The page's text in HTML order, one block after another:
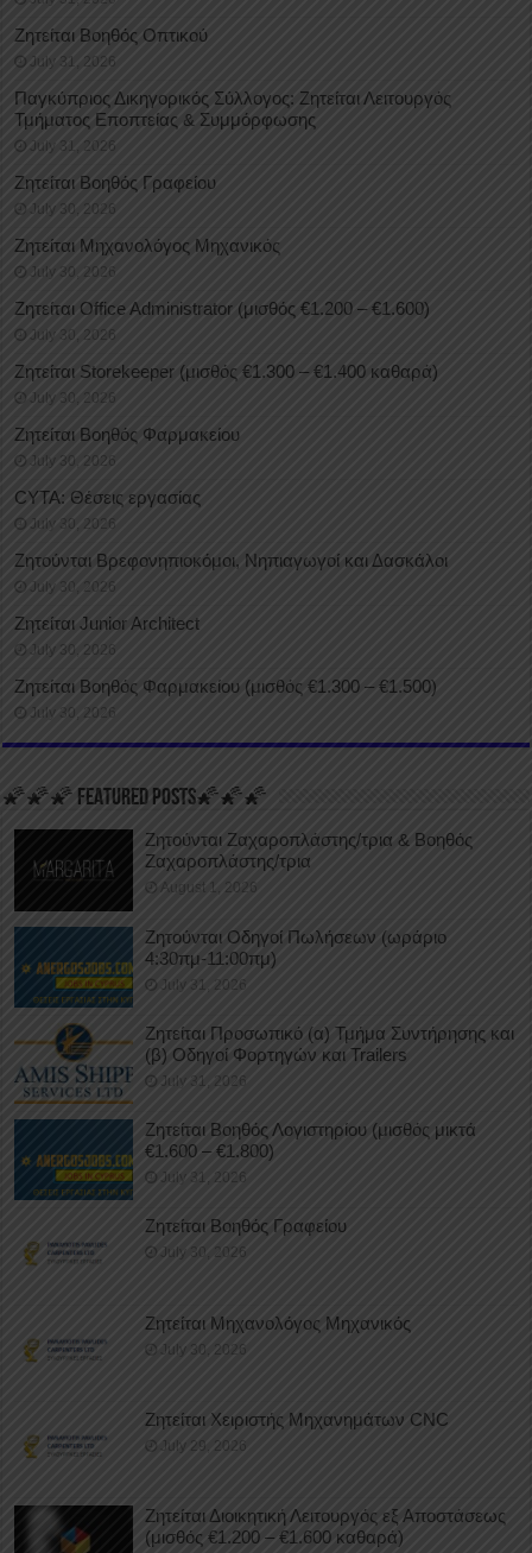
Ζητείται Βοηθός Οπτικού
July 31, 2026
Παγκύπριος Δικηγορικός Σύλλογος: Ζητείται Λειτουργός
Τμήματος Εποπτείας & Συμμόρφωσης
July 31, 2026
Ζητείται Βοηθός Γραφείου
July 30, 2026
Ζητείται Μηχανολόγος Μηχανικός
July 30, 2026
Ζητείται Office Administrator (μισθός €1.200 – €1.600)
July 30, 2026
Ζητείται Storekeeper (μισθός €1.300 – €1.400 καθαρά)
July 30, 2026
Ζητείται Βοηθός Φαρμακείου
July 30, 2026
CYTA: Θέσεις εργασίας
July 30, 2026
Ζητούνται Βρεφονηπιοκόμοι, Νηπιαγωγοί και Δασκάλοι
July 30, 2026
Ζητείται Junior Architect
July 30, 2026
Ζητείται Βοηθός Φαρμακείου (μισθός €1.300 – €1.500)
July 30, 2026
🌠🌠🌠 FEATURED POSTS🌠🌠🌠
Ζητούνται Ζαχαροπλάστης/τρια & Βοηθός
Ζαχαροπλάστης/τρια
August 1, 2026
Ζητούνται Οδηγοί Πωλήσεων (ωράριο
4:30πμ-11:00πμ)
July 31, 2026
Ζητείται Προσωπικό (α) Τμήμα Συντήρησης και
(β) Οδηγοί Φορτηγών και Trailers
July 31, 2026
Ζητείται Βοηθός Λογιστηρίου (μισθός μικτά
€1.600 – €1.800)
July 31, 2026
Ζητείται Βοηθός Γραφείου
July 30, 2026
Ζητείται Μηχανολόγος Μηχανικός
July 30, 2026
Ζητείται Χειριστής Μηχανημάτων CNC
July 29, 2026
Ζητείται Διοικητική Λειτουργός εξ Αποστάσεως
(μισθός €1.200 – €1.600 καθαρά)